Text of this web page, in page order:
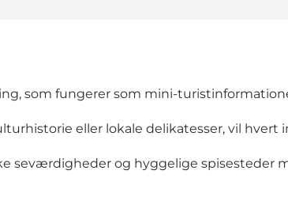
som fungerer som mini-
eller lokale delikatesser, vil
seværdigheder og hyggelige spisesteder